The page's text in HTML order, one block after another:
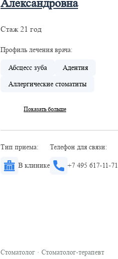
Александровна
Стаж 21 год
Профиль лечения врача:
Абсцесс зуба Адентия
Аллергические стоматиты
Показать больше
Тип приема:
В клинике
Телефон для связи:
+7 495 617-11-71
Стоматолог · Стоматолог-терапевт